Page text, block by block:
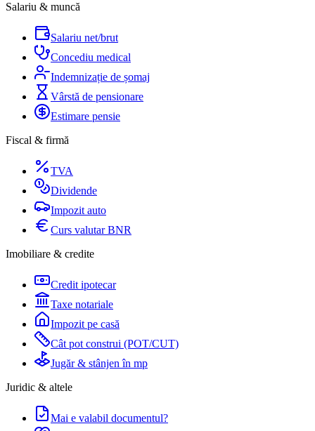
Salariu & muncă
Salariu net/brut
Concediu medical
Indemnizație de șomaj
Vârstă de pensionare
Estimare pensie
Fiscal & firmă
TVA
Dividende
Impozit auto
Curs valutar BNR
Imobiliare & credite
Credit ipotecar
Taxe notariale
Impozit pe casă
Cât pot construi (POT/CUT)
Jugăr & stânjen în mp
Juridic & altele
Mai e valabil documentul?